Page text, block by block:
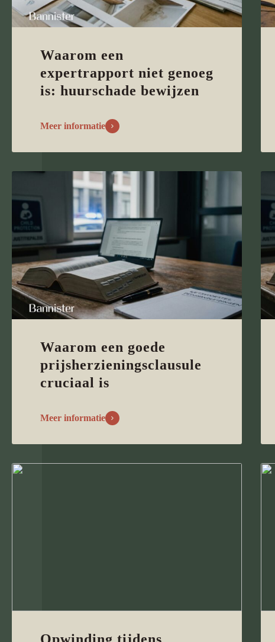
Waarom een
expertrapport niet genoeg
is: huurschade bewijzen
Meer informatie
Waarom een goede
prijsherzieningsclausule
cruciaal is
Meer informatie